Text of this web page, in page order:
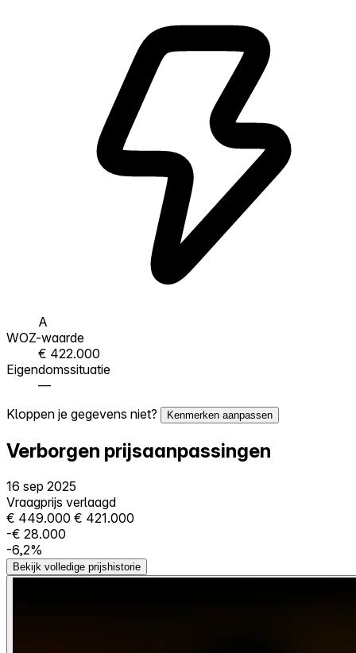
A
WOZ-waarde
€ 422.000
Eigendomssituatie
—
Kloppen je gegevens niet?
Kenmerken aanpassen
Verborgen prijsaanpassingen
16 sep 2025
Vraagprijs verlaagd
€ 449.000 € 421.000
-€ 28.000
-6,2%
Bekijk volledige prijshistorie